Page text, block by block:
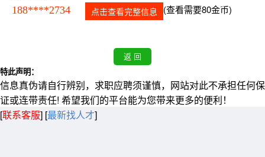
188****2734 点击查看完整信息 (查看需要80金币)
特此声明：
信息真伪请自行辨别，求职应聘须谨慎，网站对此不承担任何保
证或连带责任! 希望我们的平台能为您带来更多的便利！
[联系客服] [最新找人才]